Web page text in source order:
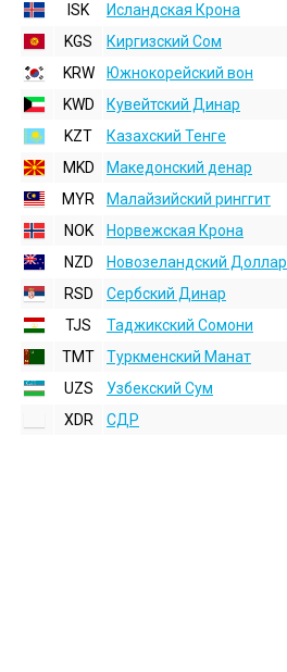
ISK
Исландская Крона
KGS
Киргизский Сом
KRW
Южнокорейский вон
KWD
Кувейтский Динар
KZT
Казахский Тенге
MKD
Македонский денар
MYR
Малайзийский ринггит
NOK
Норвежская Крона
NZD
Новозеландский Доллар
RSD
Сербский Динар
TJS
Таджикский Сомони
TMT
Туркменский Манат
UZS
Узбекский Сум
XDR
СДР